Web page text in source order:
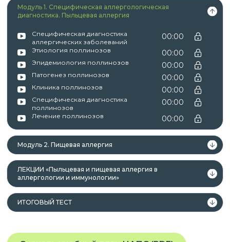
лица, имеющие среднее
образование;
лица, получающие среднее
профессиональное и (или) высшее
образование.
Данная программа учитывает
профессиональные стандарты,
квалификационные требования, указанные в
квалификационных справочниках по должности,
профессии и специальности, или
квалификационному требованию к
профессиональным знаниям и навыкам,
необходимым для исполнения должностных
Модуль 1. Специфическая аллергологическая
диагностика. Пыльцевая аллергия
Специфическая диагностика
аллергических заболеваний
00:00
Этиология поллинозов 00:00
Эпидемиология поллинозов 00:00
Патогенез поллинозов 00:00
Клиника поллинозов 00:00
Специфическая диагностика
поллинозов
00:00
Лечение поллинозов 00:00
Модуль 2. Пищевая аллергия
ЛЕКЦИИ «Пыльцевая и пищевая аллергия в
аллергологии и иммунологии»
ИТОГОВЫЙ ТЕСТ